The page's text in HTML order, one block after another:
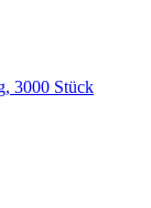
3000 Stück